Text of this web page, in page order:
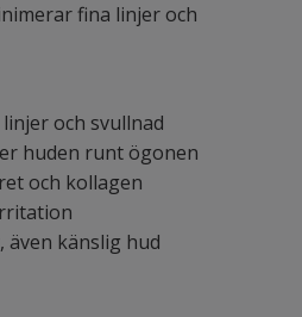
fina linjer och
och svullnad
huden runt ögonen
och kollagen
även känslig hud